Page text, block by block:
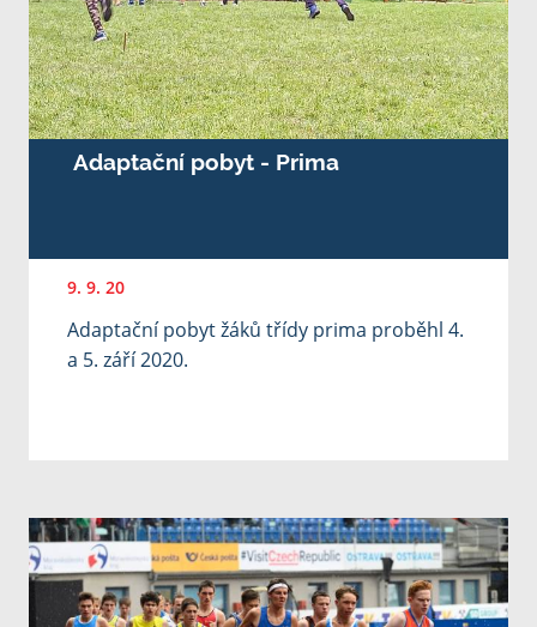
Adaptační pobyt - Prima
9. 9. 20
Adaptační pobyt žáků třídy prima proběhl 4.
a 5. září 2020.